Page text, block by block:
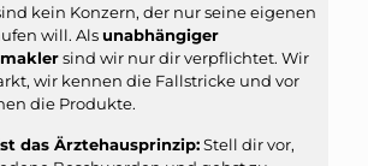
kein Konzern, der nur seine eigenen
will. Alsunabhängiger
sind wir nur dir verpflichtet. Wir
wir kennen die Fallstricke und vor
die Produkte.
das Ärztehausprinzip:Stell dir vor,